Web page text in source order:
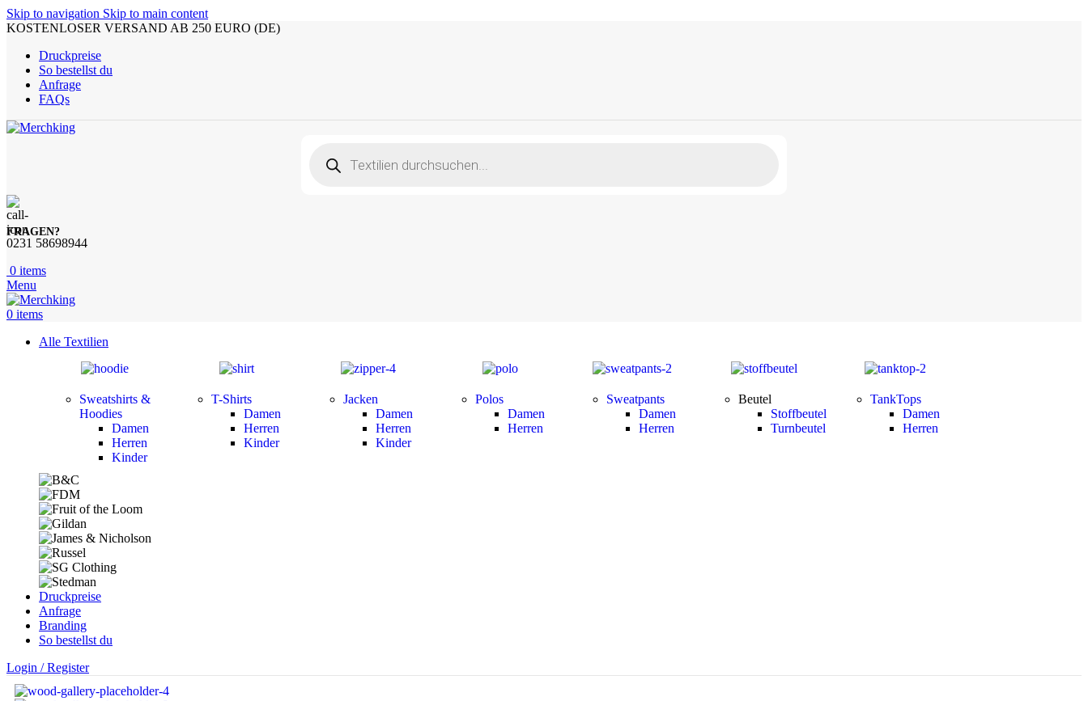
Skip to navigation Skip to main content
KOSTENLOSER VERSAND AB 250 EURO (DE)
Druckpreise
So bestellst du
Anfrage
FAQs
FRAGEN?
0231 58698944
0 items
Menu
0 items
Alle Textilien
Sweatshirts &
Hoodies
Damen
Herren
Kinder
T-Shirts
Damen
Herren
Kinder
Jacken
Damen
Herren
Kinder
Polos
Damen
Herren
Sweatpants
Damen
Herren
Beutel
Stoffbeutel
Turnbeutel
TankTops
Damen
Herren
Druckpreise
Anfrage
Branding
So bestellst du
Login / Register